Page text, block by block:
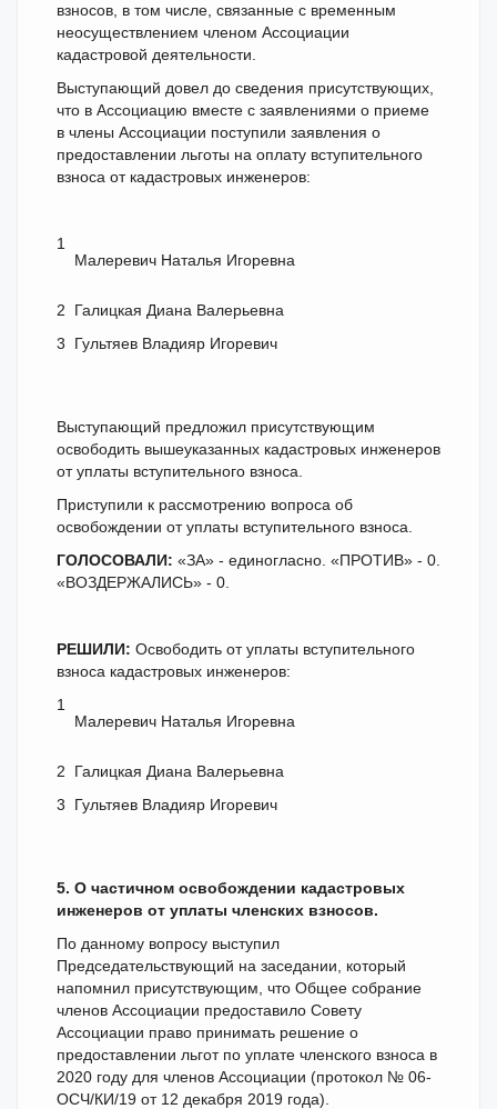
взносов, в том числе, связанные с временным
неосуществлением членом Ассоциации
кадастровой деятельности.
Выступающий довел до сведения присутствующих,
что в Ассоциацию вместе с заявлениями о приеме
в члены Ассоциации поступили заявления о
предоставлении льготы на оплату вступительного
взноса от кадастровых инженеров:
1
Малеревич Наталья Игоревна
2
Галицкая Диана Валерьевна
3
Гультяев Владияр Игоревич
Выступающий предложил присутствующим
освободить вышеуказанных кадастровых инженеров
от уплаты вступительного взноса.
Приступили к рассмотрению вопроса об
освобождении от уплаты вступительного взноса.
ГОЛОСОВАЛИ: «ЗА» - единогласно. «ПРОТИВ» - 0.
«ВОЗДЕРЖАЛИСЬ» - 0.
РЕШИЛИ: Освободить от уплаты вступительного
взноса кадастровых инженеров:
1
Малеревич Наталья Игоревна
2
Галицкая Диана Валерьевна
3
Гультяев Владияр Игоревич
5. О частичном освобождении кадастровых
инженеров от уплаты членских взносов.
По данному вопросу выступил
Председательствующий на заседании, который
напомнил присутствующим, что Общее собрание
членов Ассоциации предоставило Совету
Ассоциации право принимать решение о
предоставлении льгот по уплате членского взноса в
2020 году для членов Ассоциации (протокол № 06-
ОСЧ/КИ/19 от 12 декабря 2019 года).